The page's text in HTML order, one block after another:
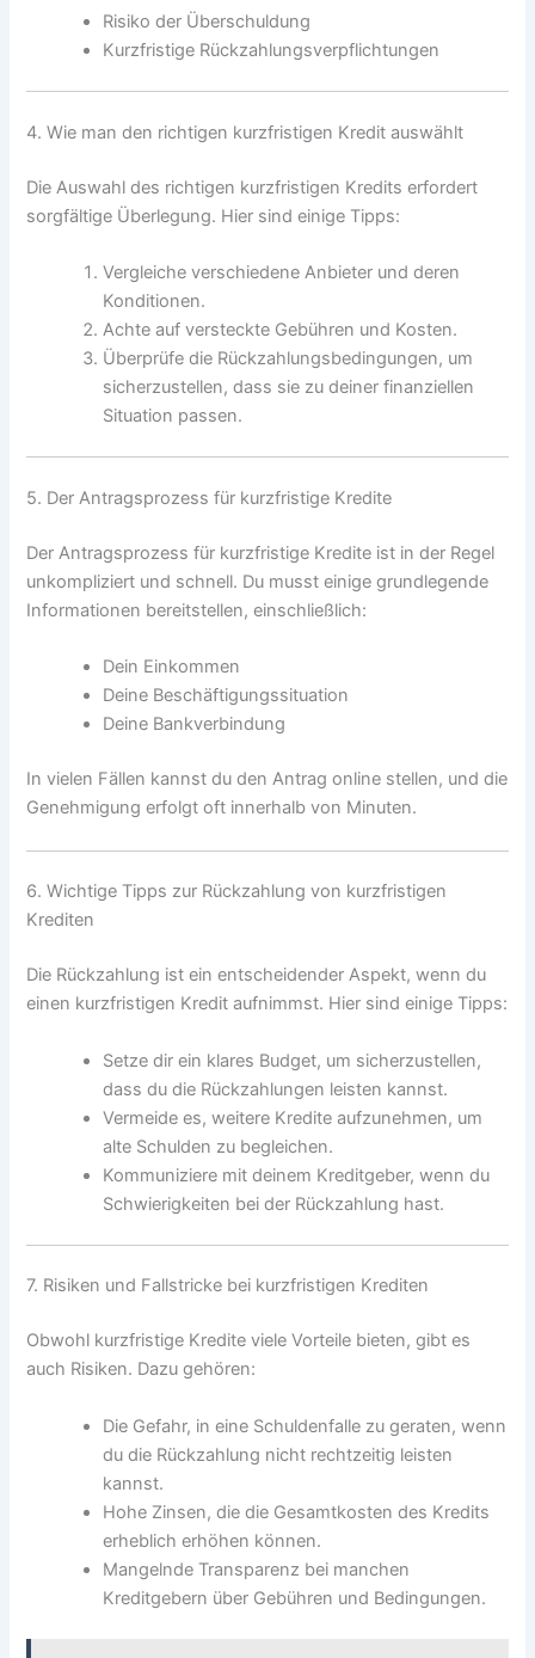
Risiko der Überschuldung
Kurzfristige Rückzahlungsverpflichtungen
4. Wie man den richtigen kurzfristigen Kredit auswählt
Die Auswahl des richtigen kurzfristigen Kredits erfordert
sorgfältige Überlegung. Hier sind einige Tipps:
Vergleiche verschiedene Anbieter und deren
Konditionen.
Achte auf versteckte Gebühren und Kosten.
Überprüfe die Rückzahlungsbedingungen, um
sicherzustellen, dass sie zu deiner finanziellen
Situation passen.
5. Der Antragsprozess für kurzfristige Kredite
Der Antragsprozess für kurzfristige Kredite ist in der Regel
unkompliziert und schnell. Du musst einige grundlegende
Informationen bereitstellen, einschließlich:
Dein Einkommen
Deine Beschäftigungssituation
Deine Bankverbindung
In vielen Fällen kannst du den Antrag online stellen, und die
Genehmigung erfolgt oft innerhalb von Minuten.
6. Wichtige Tipps zur Rückzahlung von kurzfristigen
Krediten
Die Rückzahlung ist ein entscheidender Aspekt, wenn du
einen kurzfristigen Kredit aufnimmst. Hier sind einige Tipps:
Setze dir ein klares Budget, um sicherzustellen,
dass du die Rückzahlungen leisten kannst.
Vermeide es, weitere Kredite aufzunehmen, um
alte Schulden zu begleichen.
Kommuniziere mit deinem Kreditgeber, wenn du
Schwierigkeiten bei der Rückzahlung hast.
7. Risiken und Fallstricke bei kurzfristigen Krediten
Obwohl kurzfristige Kredite viele Vorteile bieten, gibt es
auch Risiken. Dazu gehören:
Die Gefahr, in eine Schuldenfalle zu geraten, wenn
du die Rückzahlung nicht rechtzeitig leisten
kannst.
Hohe Zinsen, die die Gesamtkosten des Kredits
erheblich erhöhen können.
Mangelnde Transparenz bei manchen
Kreditgebern über Gebühren und Bedingungen.